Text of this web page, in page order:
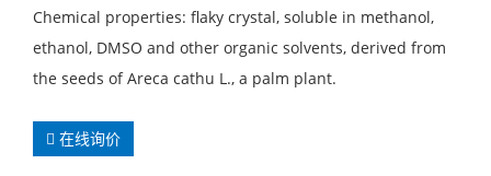
Chemical properties: flaky crystal, soluble in methanol,
ethanol, DMSO and other organic solvents, derived from
the seeds of Areca cathu L., a palm plant.
在线询价